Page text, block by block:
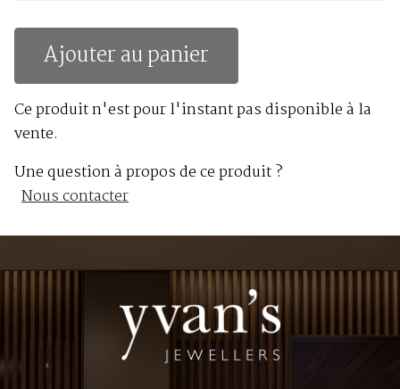
Ajouter au panier
Ce produit n'est pour l'instant pas disponible à la
vente.
Une question à propos de ce produit ?
Nous contacter